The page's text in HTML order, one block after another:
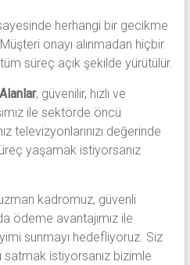
herhangi bir gecikme
onayı alınmadan hiçbir
süreç açık şekilde yürütülür.
, güvenilir, hızlı ve
ile sektörde öncü
televizyonlarınızı değerinde
yaşamak istiyorsanız
kadromuz, güvenli
ödeme avantajımız ile
sunmayı hedefliyoruz. Siz
istiyorsanız bizimle